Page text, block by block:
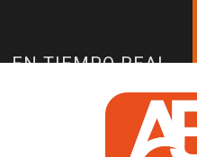
EN TIEMPO REAL
Banxico mantendrá su